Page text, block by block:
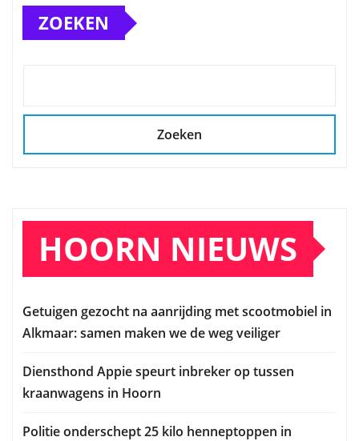
ZOEKEN
Zoeken
HOORN NIEUWS
Getuigen gezocht na aanrijding met scootmobiel in
Alkmaar: samen maken we de weg veiliger
Diensthond Appie speurt inbreker op tussen
kraanwagens in Hoorn
Politie onderschept 25 kilo henneptoppen in